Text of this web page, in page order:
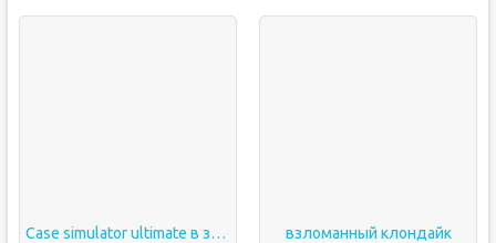
Case simulator ultimate в злом взломанный клондайк